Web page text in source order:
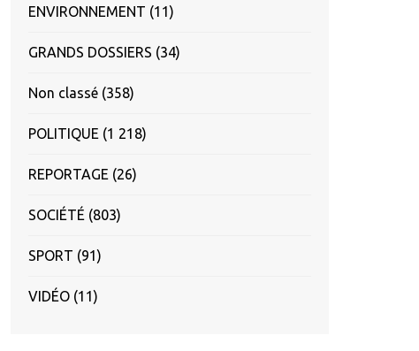
ENVIRONNEMENT (11)
GRANDS DOSSIERS (34)
Non classé (358)
POLITIQUE (1 218)
REPORTAGE (26)
SOCIÉTÉ (803)
SPORT (91)
VIDÉO (11)